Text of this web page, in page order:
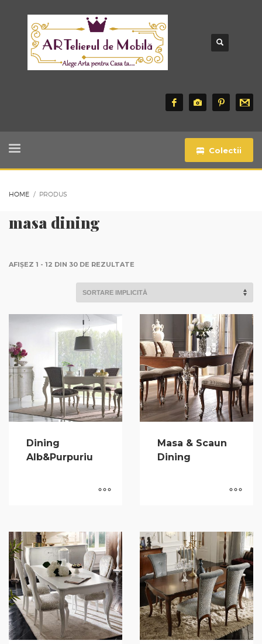
Colectii
HOME PRODUS
masa dining
AFIȘEZ 1 - 12 DIN 30 DE REZULTATE
Dining
Alb&Purpuriu
Masa & Scaun
Dining